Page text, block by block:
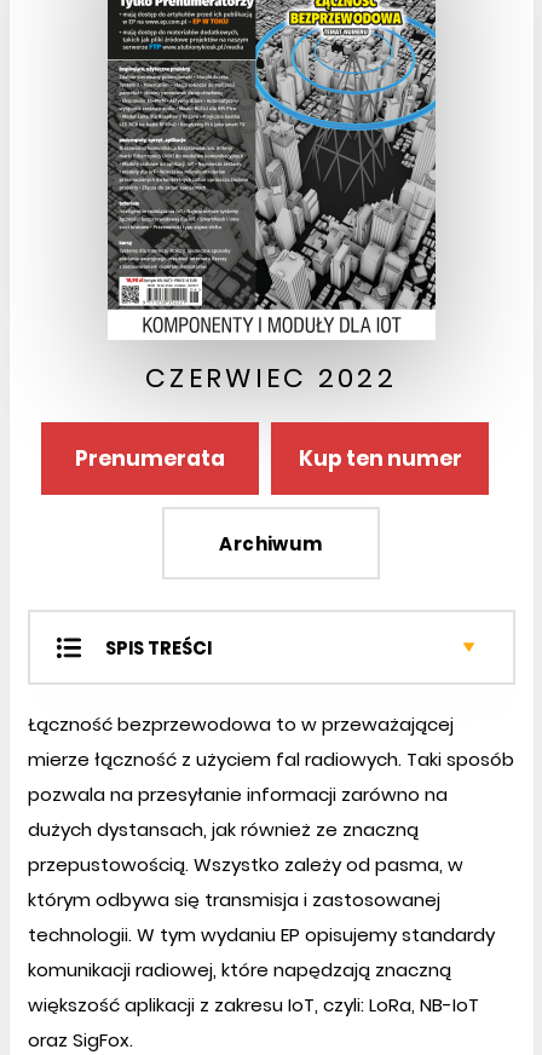
CZERWIEC 2022
Prenumerata Kup ten numer
Archiwum
SPIS TREŚCI
Projekty EP
Miniprojekty
Temat miesiąca
Prezentacje
Notatnik konstruktora
Kursy
Podzespoły
Elektronika w praktyce
Łączność bezprzewodowa to w przeważającej
mierze łączność z użyciem fal radiowych. Taki sposób
pozwala na przesyłanie informacji zarówno na
dużych dystansach, jak również ze znaczną
przepustowością. Wszystko zależy od pasma, w
którym odbywa się transmisja i zastosowanej
technologii. W tym wydaniu EP opisujemy standardy
komunikacji radiowej, które napędzają znaczną
większość aplikacji z zakresu IoT, czyli: LoRa, NB-IoT
oraz SigFox.